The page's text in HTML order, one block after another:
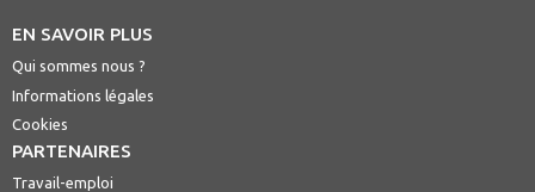
EN SAVOIR PLUS
Qui sommes nous ?
Informations légales
Cookies
PARTENAIRES
Travail-emploi